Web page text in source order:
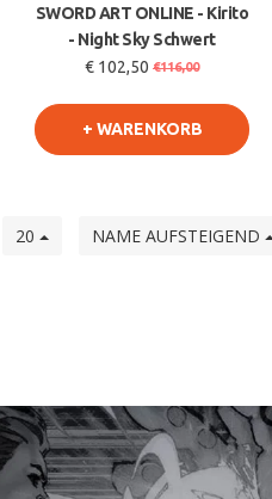
SWORD ART ONLINE - Kirito
- Night Sky Schwert
€ 102,50 €116,00
+ WARENKORB
20 NAME AUFSTEIGEND